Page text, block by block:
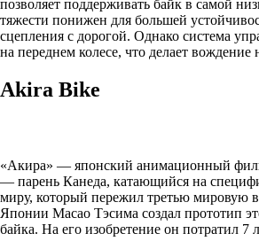
позволяет поддерживать байк в самой
тяжести понижен для большей
сцепления с дорогой. Однако система
на переднем колесе, что делает вождение
Akira Bike
«Акира» — японский анимационный
— парень Канеда, катающийся на
миру, который пережил третью мировую
Японии Масао Тэсима создал прототип
байка. На его изобретение он потратил 7